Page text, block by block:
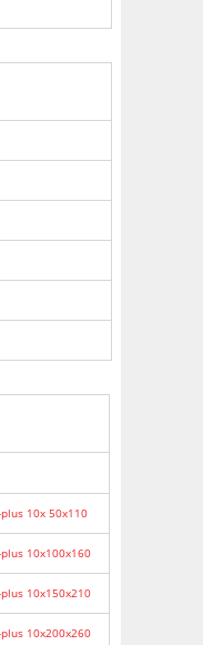
10x 50x110
10x100x160
10x150x210
10x200x260